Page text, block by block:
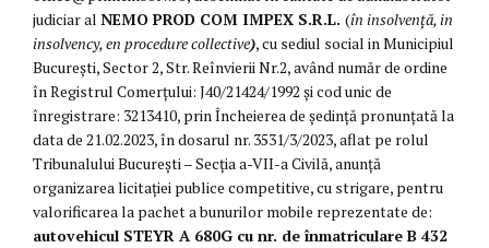
judiciar al NEMO PROD COM IMPEX S.R.L. (în insolvenţă, in
insolvency, en procedure collective), cu sediul social in Municipiul
București, Sector 2, Str. Reînvierii Nr.2, având număr de ordine
în Registrul Comerțului: J40/21424/1992 și cod unic de
înregistrare: 3213410, prin Încheierea de ședință pronunţată la
data de 21.02.2023, în dosarul nr. 3531/3/2023, aflat pe rolul
Tribunalului București – Secţia a-VII-a Civilă, anunță
organizarea licitației publice competitive, cu strigare, pentru
valorificarea la pachet a bunurilor mobile reprezentate de:
autovehicul STEYR A 680G cu nr. de înmatriculare B 432